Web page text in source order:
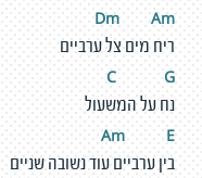
Dm Am
ריח מים צל ערביים
C G
נח על המשעול
Am E
בין ערביים עוד נשובה שניים